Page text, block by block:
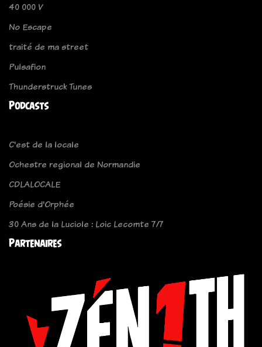
40 000 V
No Escape
traité de ma street
Pulsafion
Thunderstruck Tunes
Podcasts
C'est de la locale
Ochestre regional de Normandie
CDLALOCALE
Poésie d'Orphée
30 Ans de la Luciole : Loic Lecomte 7/7
Partenaires